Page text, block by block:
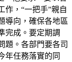
作，“一把手”親自
導向，確保各地區
完成。要定期調
題。各部門要各司
年任務落實的同